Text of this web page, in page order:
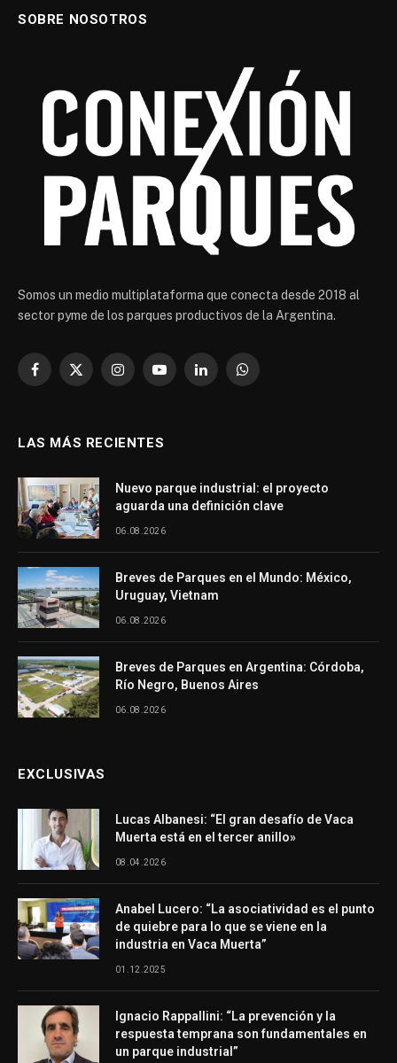
SOBRE NOSOTROS
Somos un medio multiplataforma que conecta desde 2018 al
sector pyme de los parques productivos de la Argentina.
Facebook
X
InstagramYouTubeLinkedInWhatsApp
LAS MÁS RECIENTES
Nuevo parque industrial: el proyecto
aguarda una definición clave
06.08.2026
Breves de Parques en el Mundo: México,
Uruguay, Vietnam
06.08.2026
Breves de Parques en Argentina: Córdoba,
Río Negro, Buenos Aires
06.08.2026
EXCLUSIVAS
Lucas Albanesi: “El gran desafío de Vaca
Muerta está en el tercer anillo»
08.04.2026
Anabel Lucero: “La asociatividad es el punto
de quiebre para lo que se viene en la
industria en Vaca Muerta”
01.12.2025
Ignacio Rappallini: “La prevención y la
respuesta temprana son fundamentales en
un parque industrial”